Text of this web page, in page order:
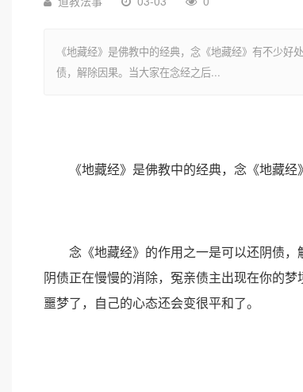
《地藏经》是佛教中的经典，念《地藏经》有不少
债，解除因果。当大家在念经之后...
《地藏经》是佛教中的经典，念《地藏经
念《地藏经》的作用之一是可以还阴债，
阴债正在慢慢的消除，冤亲债主出现在你的
噩梦了，自己的心态还会变很平和了。